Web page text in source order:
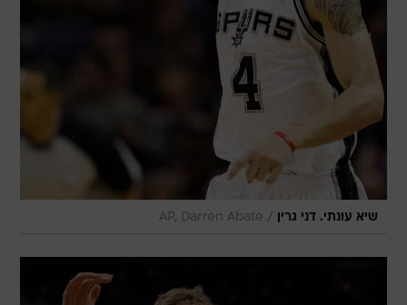
שיא עונתי. דני גרין /
AP, Darren Abate